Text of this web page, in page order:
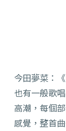
今田夢菜：
也有一般歌
高潮，每個
感覺，整首